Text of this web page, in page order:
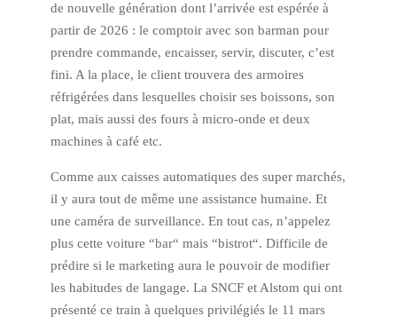
de nouvelle génération dont l’arrivée est espérée à
partir de 2026 : le comptoir avec son barman pour
prendre commande, encaisser, servir, discuter, c’est
fini. A la place, le client trouvera des armoires
réfrigérées dans lesquelles choisir ses boissons, son
plat, mais aussi des fours à micro-onde et deux
machines à café etc.
Comme aux caisses automatiques des super marchés,
il y aura tout de même une assistance humaine. Et
une caméra de surveillance. En tout cas, n’appelez
plus cette voiture “bar“ mais “bistrot“. Difficile de
prédire si le marketing aura le pouvoir de modifier
les habitudes de langage. La SNCF et Alstom qui ont
présenté ce train à quelques privilégiés le 11 mars